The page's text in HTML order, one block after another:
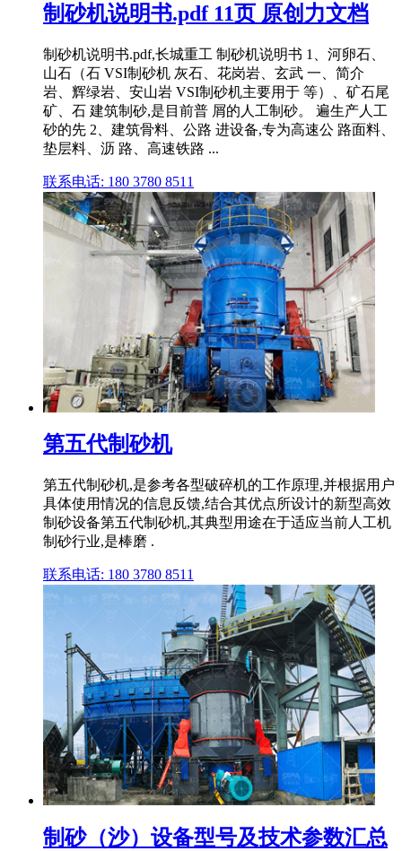
制砂机说明书.pdf 11页 原创力文档
制砂机说明书.pdf,长城重工 制砂机说明书 1、河卵石、
山石（石 VSI制砂机 灰石、花岗岩、玄武 一、简介
岩、辉绿岩、安山岩 VSI制砂机主要用于 等）、矿石尾
矿、石 建筑制砂,是目前普 屑的人工制砂。 遍生产人工
砂的先 2、建筑骨料、公路 进设备,专为高速公 路面料、
垫层料、沥 路、高速铁路 ...
联系电话: 180 3780 8511
第五代制砂机
第五代制砂机,是参考各型破碎机的工作原理,并根据用户
具体使用情况的信息反馈,结合其优点所设计的新型高效
制砂设备第五代制砂机,其典型用途在于适应当前人工机
制砂行业,是棒磨 .
联系电话: 180 3780 8511
制砂（沙）设备型号及技术参数汇总